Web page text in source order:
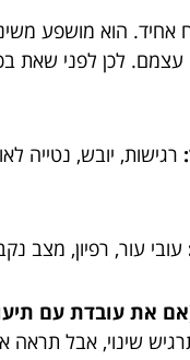
אחיד. הוא מושפע
עצמם. לכן לפני שאת
רגישות, יובש, נטייה
עובי עור, רפיון, מצב
את עובדת עם
שינוי, אבל תראה